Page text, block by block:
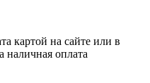
картой на сайте или в
наличная оплата